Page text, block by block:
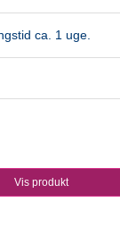
ca. 1 uge.
Vis produkt